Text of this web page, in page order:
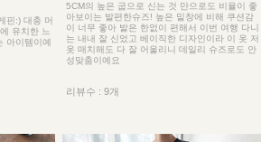
핀:) 대충 머
유치한 느
아이템이예
5CM의 높은 굽으로 신는 것 만으로도 비율이 좋
아보이는 발편한슈즈! 높은 밑창에 비해 쿠션감
이 너무 좋아 발은 한없이 편해서 이번 여행 다니
는 내내 잘 신었고 베이직한 디자인이라 이 옷 저
옷 매치해도 다 잘 어울리니 데일리 슈즈로도 안
성맞춤이예요
리뷰수 : 9개